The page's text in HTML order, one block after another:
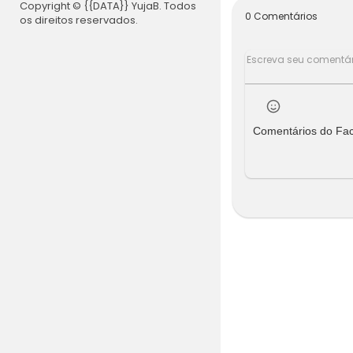
Copyright © {{DATA}} YujaB. Todos
os direitos reservados.
op TV
Colunga
0 Comentários
Comentários do